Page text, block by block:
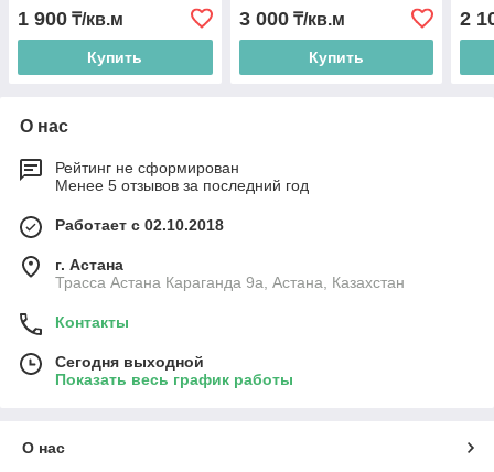
1 900 ₸/кв.м
Купить
3 000₸/кв.м
Купить
2
О нас
Рейтинг не сформирован
Менее 5 отзывов за последний год
Работает с 02.10.2018
г. Астана
Трасса Астана Караганда 9а, Астана, Казахстан
Контакты
Сегодня выходной
Показать весь график работы
О нас